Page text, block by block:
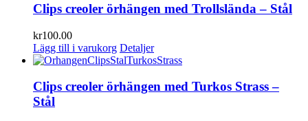
Clips creoler örhängen med Trollslända – Stål
kr100.00
Lägg till i varukorg Detaljer
Clips creoler örhängen med Turkos Strass –
Stål